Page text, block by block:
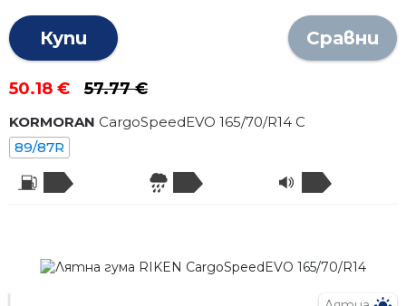
Купи Сравни
50.18 € 57.77 €
KORMORAN CargoSpeedEVO 165/70/R14 C
89/87R